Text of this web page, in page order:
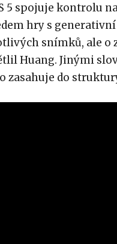
5 spojuje kontrolu
hry s
snímků, ale o
Huang. Jinými
zasahuje do